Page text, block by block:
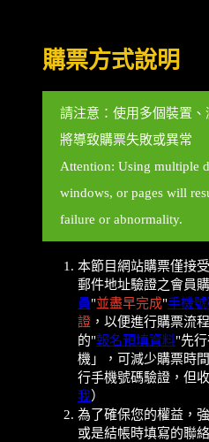
購票方式說明
請注意：使用多個裝置
將導致購票失敗或異常
Attention: Using multiple
windows, or pages will
failure or abnormality.
本節目網站購票僅接
郵件地址驗證之會員購
員"並盡早完成"手機
證 ，以便進行購票流
的"報名預填資料"先
機」，可減少購票時
行手機號碼驗證，但
我）
為了確保您的權益，
或是結帳時填寫的聯